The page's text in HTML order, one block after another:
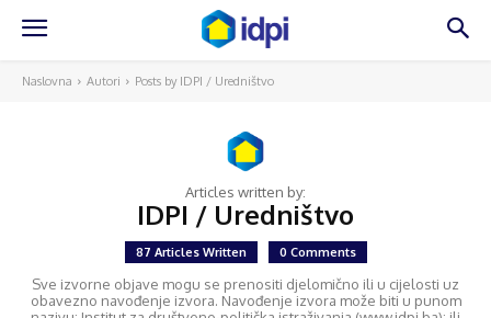
Naslovna Autori Posts by IDPI / Uredništvo
Articles written by:
IDPI / Uredništvo
87 Articles Written 0 Comments
Sve izvorne objave mogu se prenositi djelomično ili u cijelosti uz
obavezno navođenje izvora. Navođenje izvora može biti u punom